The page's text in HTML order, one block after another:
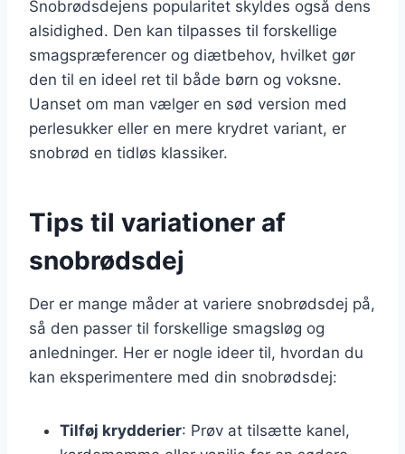
Snobrødsdejens popularitet skyldes også dens
alsidighed. Den kan tilpasses til forskellige
smagspræferencer og diætbehov, hvilket gør
den til en ideel ret til både børn og voksne.
Uanset om man vælger en sød version med
perlesukker eller en mere krydret variant, er
snobrød en tidløs klassiker.
Tips til variationer af
snobrødsdej
Der er mange måder at variere snobrødsdej på,
så den passer til forskellige smagsløg og
anledninger. Her er nogle ideer til, hvordan du
kan eksperimentere med din snobrødsdej:
Tilføj krydderier: Prøv at tilsætte kanel,